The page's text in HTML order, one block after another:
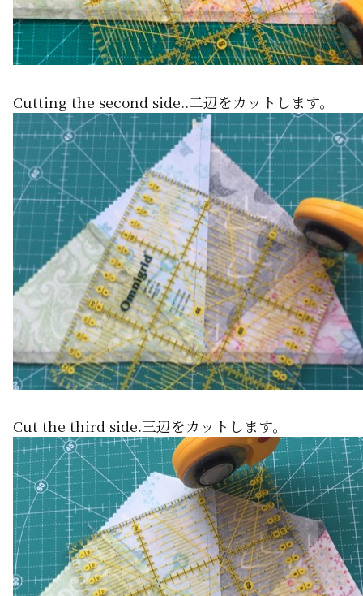
Cutting the second side..二辺をカットします。
Cut the third side.三辺をカットします。